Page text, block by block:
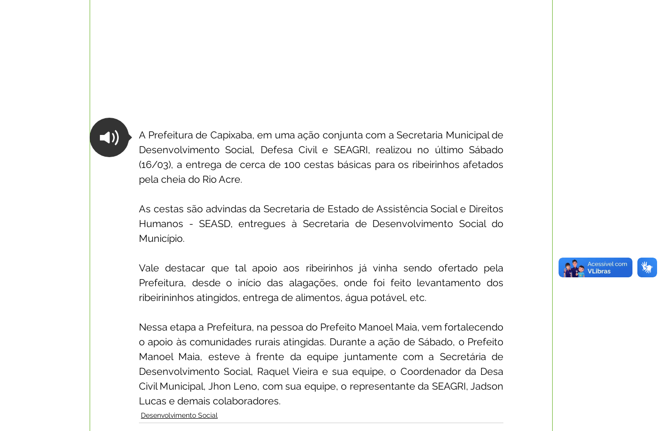
A Prefeitura de Capixaba, em uma ação conjunta com a Secretaria Municipal de
Desenvolvimento Social, Defesa Civil e SEAGRI, realizou no último Sábado
(16/03), a entrega de cerca de 100 cestas básicas para os ribeirinhos afetados
pela cheia do Rio Acre.
As cestas são advindas da Secretaria de Estado de Assistência Social e Direitos
Humanos - SEASD, entregues à Secretaria de Desenvolvimento Social do
Município.
Vale destacar que tal apoio aos ribeirinhos já vinha sendo ofertado pela
Prefeitura, desde o início das alagações, onde foi feito levantamento dos
ribeirininhos atingidos, entrega de alimentos, água potável, etc.
Nessa etapa a Prefeitura, na pessoa do Prefeito Manoel Maia, vem fortalecendo
o apoio às comunidades rurais atingidas. Durante a ação de Sábado, o Prefeito
Manoel Maia, esteve à frente da equipe juntamente com a Secretária de
Desenvolvimento Social, Raquel Vieira e sua equipe, o Coordenador da Desa
Civil Municipal, Jhon Leno, com sua equipe, o representante da SEAGRI, Jadson
Lucas e demais colaboradores.
Desenvolvimento Social